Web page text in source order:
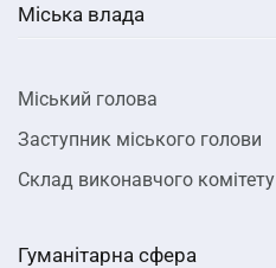
Міська влада
Міський голова
Заступник міського голови
Склад виконавчого комітету
Гуманітарна сфера